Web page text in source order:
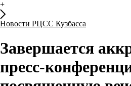
+
Новости РЦСС Кузбасса
Завершается
пресс-